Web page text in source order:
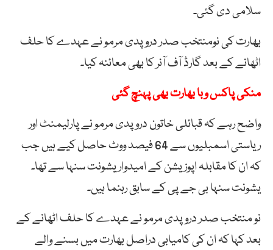
سلامی دی گئی۔
بھارت کی نومنتخب صدر دروپدی مرمو نے عہدے کا حلف
اٹھانے کے بعد گارڈ آف آنر کا بھی معائنہ کیا۔
منکی پاکس وبا بھارت بھی پہنچ گئی
واضح رہے کہ قبائلی خاتون دروپدی مرمو نے پارلیمنٹ اور
ریاستی اسمبلیوں سے 64 فیصد ووٹ حاصل کیے ہیں جب
کہ ان کا مقابلہ اپوزیشن کے امیدوار یشونت سنہا سے تھا۔
یشونت سنہا بی جے پی کے سابق رہنما ہیں۔
نو منتخب صدر دروپدی مرمو نے عہدے کا حلف اٹھانے کے
بعد کہا کہ ان کی کامیابی دراصل بھارت میں بسنے والے